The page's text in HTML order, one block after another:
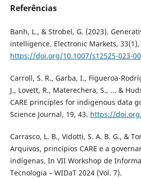
Referências
Banh, L., & Strobel, G. (2023).
intelligence. Electronic Markets, 33(1),
https://doi.org/10.1007/s12525-023-
Carroll, S. R., Garba, I., Figueroa-
J., Lovett, R., Materechera, S., ... &
CARE principles for indigenous data
Science Journal, 19, 43. https://
Carrasco, L. B., Vidotti, S. A. B. G., &
Arquivos, princípios CARE e a
indígenas. In VII Workshop de
Tecnologia – WIDaT 2024 (Vol. 7).